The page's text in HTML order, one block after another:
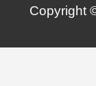
Copyright